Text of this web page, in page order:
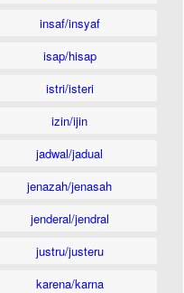
insaf/insyaf
isap/hisap
istri/isteri
izin/ijin
jadwal/jadual
jenazah/jenasah
jenderal/jendral
justru/justeru
karena/karna